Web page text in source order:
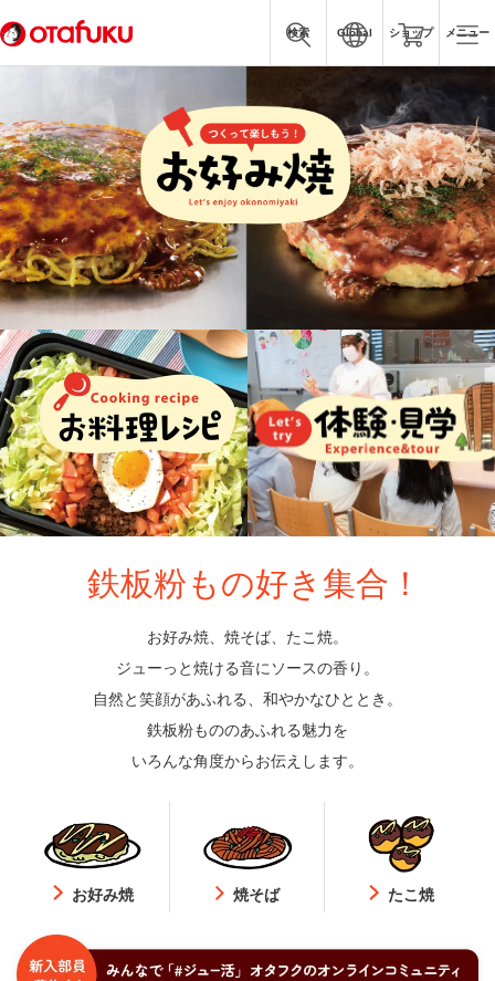
検索 Global ショップ メニュー
鉄板粉もの好き集合！
お好み焼、焼そば、たこ焼。
ジューっと焼ける音にソースの香り。
自然と笑顔があふれる、和やかなひととき。
鉄板粉もののあふれる魅力を
いろんな角度からお伝えします。
お好み焼 焼そば たこ焼